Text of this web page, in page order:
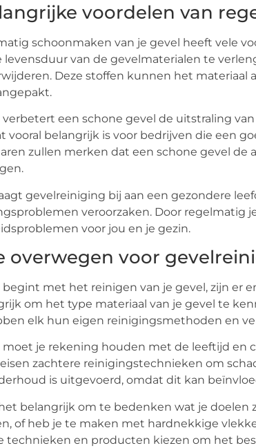
voordelen van
schoonmaken van je gevel heeft vele
levensduur van de gevelmaterialen te
Deze stoffen kunnen het materiaal
verbetert een schone gevel de uitstraling
vooral belangrijk is voor bedrijven die een
zullen merken dat een schone gevel
gevelreiniging bij aan een gezondere
veroorzaken. Door regelmatig
voor jou en je gezin.
overwegen voor
begint met het reinigen van je gevel, zijn er
om het type materiaal van je gevel te
elk hun eigen reinigingsmethoden en
moet je rekening houden met de leeftijd en
zachtere reinigingstechnieken om
is uitgevoerd, omdat dit kan
belangrijk om te bedenken wat je
of heb je te maken met hardnekkige
technieken en producten kiezen om het